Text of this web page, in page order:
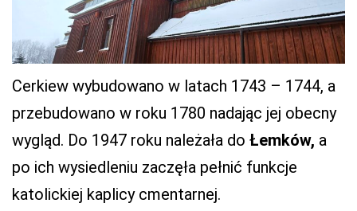
Cerkiew wybudowano w latach 1743 – 1744, a
przebudowano w roku 1780 nadając jej obecny
wygląd. Do 1947 roku należała do Łemków, a
po ich wysiedleniu zaczęła pełnić funkcje
katolickiej kaplicy cmentarnej.